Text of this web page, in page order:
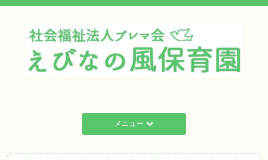
メニュー